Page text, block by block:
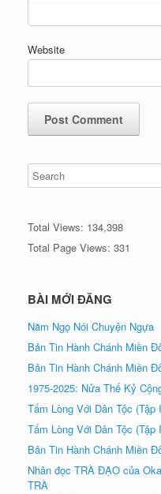
Website
Total Views: 134,398
Total Page Views: 331
BÀI MỚI ĐĂNG
Năm Ngọ Nói Chuyện Ngựa
Bản Tin Hành Chánh Miền
Bản Tin Hành Chánh Miền
1975-2025: Nửa Thế Kỷ
Tấm Lòng Với Dân Tộc (Tập
Tấm Lòng Với Dân Tộc (Tập
Bản Tin Hành Chánh Miền
Nhân đọc TRÀ ÐẠO của
TRÀ